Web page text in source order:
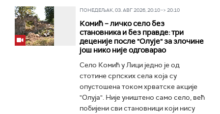
ПОНЕДЕЉАК, 03. АВГ 2026, 20:10 -> 20:10
Комић – личко село без
становника и без правде: три
деценије после "Олује" за злочинe
још нико није одговарао
Село Комић у Лици једно је од
стотине српских села која су
опустошена током хрватске акције
"Олуја". Није уништено само село, већ
побијени сви становници који нису